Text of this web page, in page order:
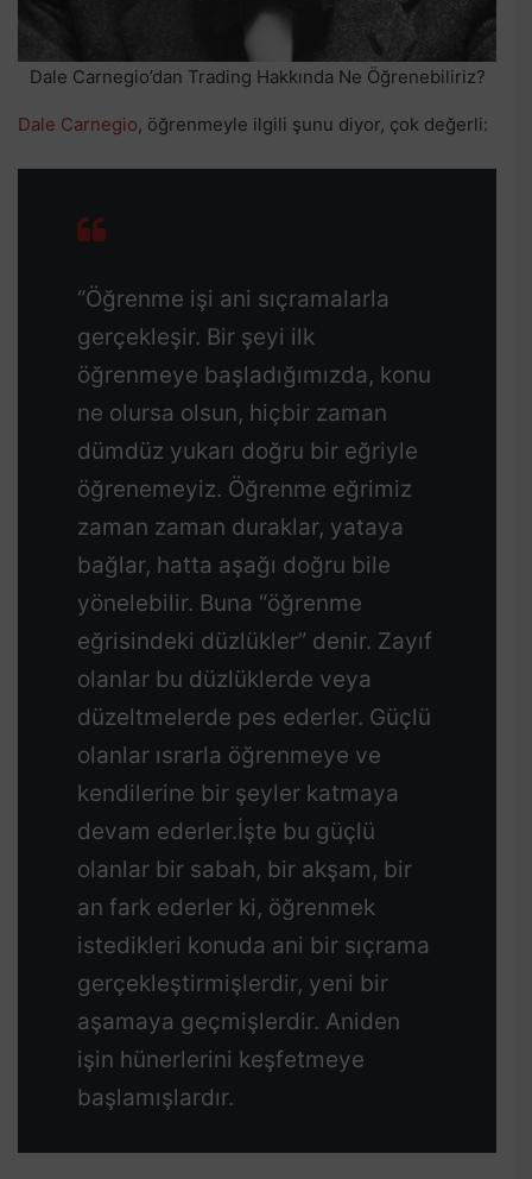
Dale Carnegio’dan Trading Hakkında Ne Öğrenebiliriz?
Dale Carnegio, öğrenmeyle ilgili şunu diyor, çok değerli:
“Öğrenme işi ani sıçramalarla
gerçekleşir. Bir şeyi ilk
öğrenmeye başladığımızda, konu
ne olursa olsun, hiçbir zaman
dümdüz yukarı doğru bir eğriyle
öğrenemeyiz. Öğrenme eğrimiz
zaman zaman duraklar, yataya
bağlar, hatta aşağı doğru bile
yönelebilir. Buna “öğrenme
eğrisindeki düzlükler” denir. Zayıf
olanlar bu düzlüklerde veya
düzeltmelerde pes ederler. Güçlü
olanlar ısrarla öğrenmeye ve
kendilerine bir şeyler katmaya
devam ederler.İşte bu güçlü
olanlar bir sabah, bir akşam, bir
an fark ederler ki, öğrenmek
istedikleri konuda ani bir sıçrama
gerçekleştirmişlerdir, yeni bir
aşamaya geçmişlerdir. Aniden
işin hünerlerini keşfetmeye
başlamışlardır.